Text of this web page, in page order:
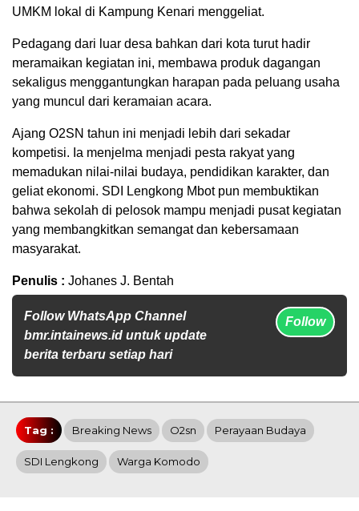
UMKM lokal di Kampung Kenari menggeliat.
Pedagang dari luar desa bahkan dari kota turut hadir
meramaikan kegiatan ini, membawa produk dagangan
sekaligus menggantungkan harapan pada peluang usaha
yang muncul dari keramaian acara.
Ajang O2SN tahun ini menjadi lebih dari sekadar
kompetisi. Ia menjelma menjadi pesta rakyat yang
memadukan nilai-nilai budaya, pendidikan karakter, dan
geliat ekonomi. SDI Lengkong Mbot pun membuktikan
bahwa sekolah di pelosok mampu menjadi pusat kegiatan
yang membangkitkan semangat dan kebersamaan
masyarakat.
Penulis : Johanes J. Bentah
Follow WhatsApp Channel
bmr.intainews.id untuk update
berita terbaru setiap hari
Follow
Tag : Breaking News O2sn Perayaan Budaya
SDI Lengkong Warga Komodo